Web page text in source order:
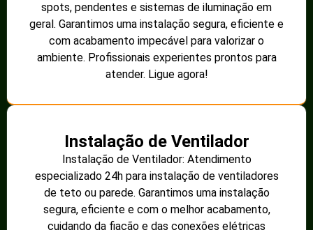
spots, pendentes e sistemas de iluminação em
geral. Garantimos uma instalação segura, eficiente e
com acabamento impecável para valorizar o
ambiente. Profissionais experientes prontos para
atender. Ligue agora!
Instalação de Ventilador
Instalação de Ventilador: Atendimento
especializado 24h para instalação de ventiladores
de teto ou parede. Garantimos uma instalação
segura, eficiente e com o melhor acabamento,
cuidando da fiação e das conexões elétricas